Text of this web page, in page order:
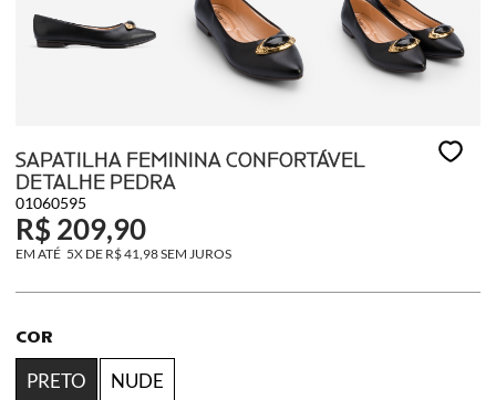
SAPATILHA FEMININA CONFORTÁVEL
DETALHE PEDRA
01060595
R$ 209,90
5X DE R$ 41,98SEM JUROS
COR
PRETO NUDE